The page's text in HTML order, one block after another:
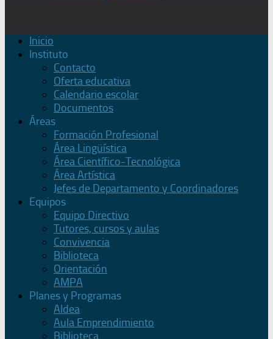
Inicio
Instituto
Contacto
Oferta educativa
Calendario escolar
Documentos
Áreas
Formación Profesional
Área Lingüística
Área Científico-Tecnológica
Área Artística
Jefes de Departamento y Coordinadores
Equipos
Equipo Directivo
Tutores, cursos y aulas
Convivencia
Biblioteca
Orientación
AMPA
Planes y Programas
Aldea
Aula Emprendimiento
Biblioteca